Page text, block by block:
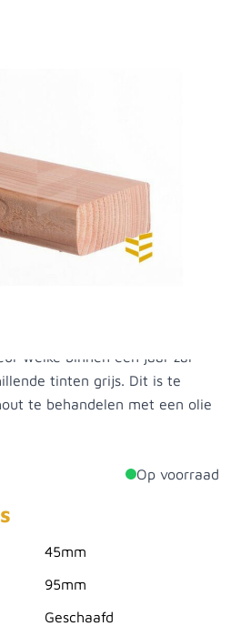
en heeft een
douglas hout heeft een
en is bij ons in meerdere
het Lariks/douglas hout
toch geschikt als tuinhout. Het
dus monteren los van
welke binnen een jaar zal
tinten grijs. Dit is te
te behandelen met een olie
Op voorraad
45mm
95mm
Geschaafd